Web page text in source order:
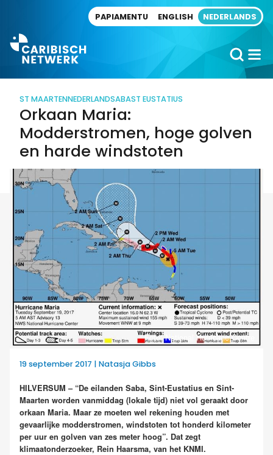
PAPIAMENTU ENGLISH NEDERLANDS
ST MAARTENNEDERLANDSABAST EUSTATIUS
Orkaan Maria:
Modderstromen, hoge golven
en harde windstoten
Foto: National Hurricane Centre
19 september 2017 | Natasja Gibbs
HILVERSUM – “De eilanden Saba, Sint-Eustatius en Sint-
Maarten worden vanmiddag (lokale tijd) niet vol geraakt door
orkaan Maria. Maar ze moeten wel rekening houden met
gevaarlijke modderstromen, windstoten tot honderd kilometer
per uur en golven van zes meter hoog”. Dat zegt
klimaatonderzoeker, Rein Haarsma, van het KNMI.